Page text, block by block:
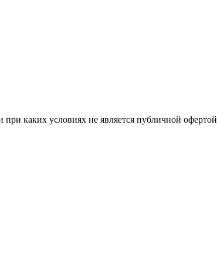
каких условиях не является публичной